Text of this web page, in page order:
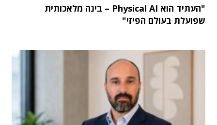
"העתיד הוא Physical AI – בינה מלאכותית
שפועלת בעולם הפיזי"